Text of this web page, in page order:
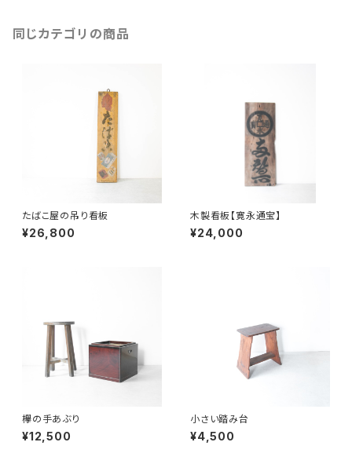
同じカテゴリの商品
たばこ屋の吊り看板
¥26,800
木製看板【寛永通宝】
¥24,000
欅の手あぶり
¥12,500
小さい踏み台
¥4,500